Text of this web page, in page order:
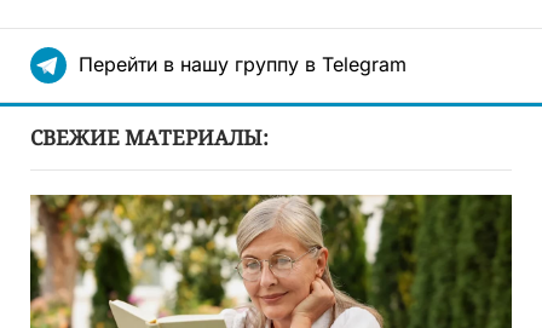
Перейти в нашу группу в Telegram
СВЕЖИЕ МАТЕРИАЛЫ: